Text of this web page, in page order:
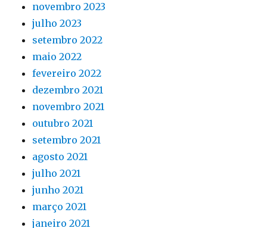
novembro 2023
julho 2023
setembro 2022
maio 2022
fevereiro 2022
dezembro 2021
novembro 2021
outubro 2021
setembro 2021
agosto 2021
julho 2021
junho 2021
março 2021
janeiro 2021